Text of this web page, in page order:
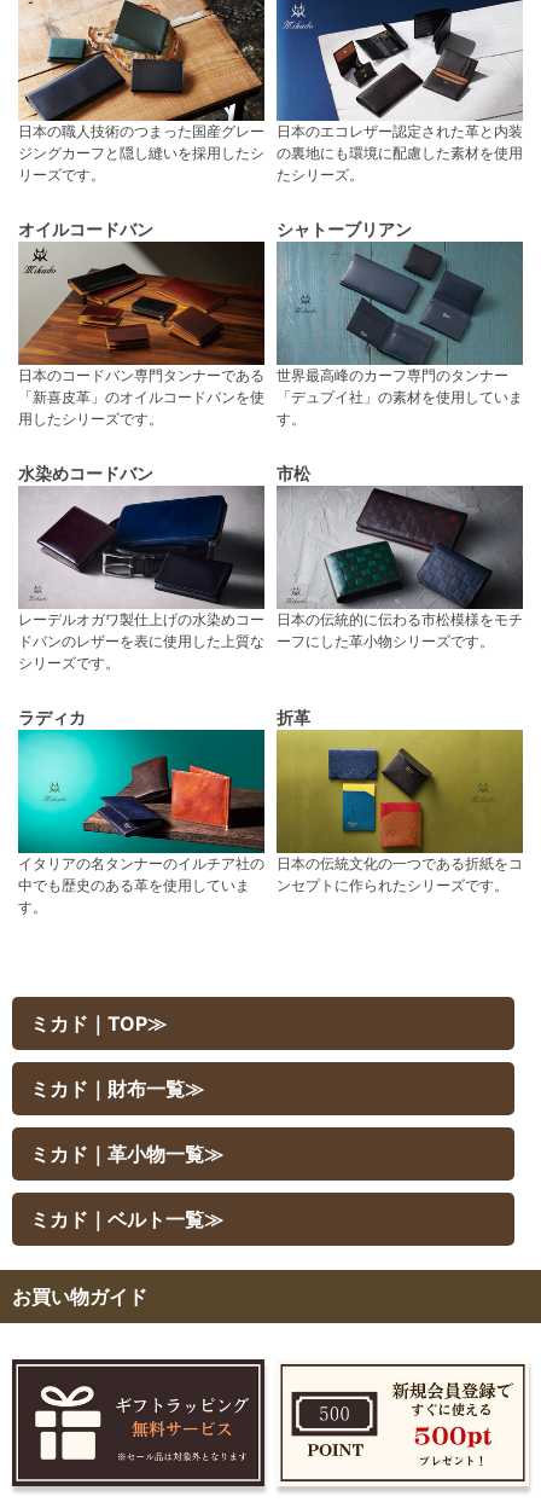
日本の職人技術のつまった国産グレー
ジングカーフと隠し縫いを採用したシ
リーズです。
日本のエコレザー認定された革と内装
の裏地にも環境に配慮した素材を使用
たシリーズ。
オイルコードバン
日本のコードバン専門タンナーである
「新喜皮革」のオイルコードバンを使
用したシリーズです。
シャトーブリアン
世界最高峰のカーフ専門のタンナー
「デュプイ社」の素材を使用していま
す。
水染めコードバン
レーデルオガワ製仕上げの水染めコー
ドバンのレザーを表に使用した上質な
シリーズです。
市松
日本の伝統的に伝わる市松模様をモチ
ーフにした革小物シリーズです。
ラディカ
イタリアの名タンナーのイルチア社の
中でも歴史のある革を使用していま
す。
折革
日本の伝統文化の一つである折紙をコ
ンセプトに作られたシリーズです。
ミカド｜TOP≫
ミカド｜財布一覧≫
ミカド｜革小物一覧≫
ミカド｜ベルト一覧≫
お買い物ガイド